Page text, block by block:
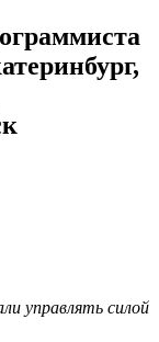
управлять силой